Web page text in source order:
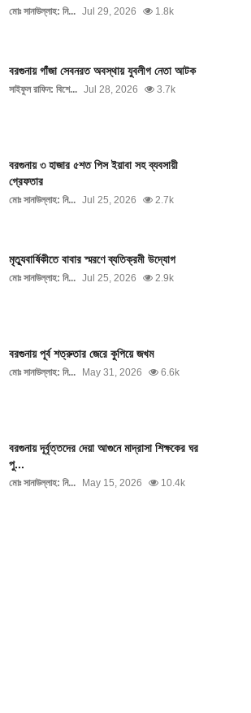
মোঃ সানাউল্লাহ: নি... Jul 29, 2026 1.8k
বরগুনায় গাঁজা সেবনরত অবস্থায় যুবলীগ নেতা আটক
সাইফুল রাফিন: বিশে... Jul 28, 2026 3.7k
বরগুনায় ৩ হাজার ৫শত পিস ইয়াবা সহ ব্যবসায়ী
গ্রেফতার
মোঃ সানাউল্লাহ: নি... Jul 25, 2026 2.7k
মৃত্যুবার্ষিকীতে বাবার স্মরণে ব্যতিক্রমী উদ্যোগ
মোঃ সানাউল্লাহ: নি... Jul 25, 2026 2.9k
বরগুনায় পূর্ব শত্রুতার জেরে কুপিয়ে জখম
মোঃ সানাউল্লাহ: নি... May 31, 2026 6.6k
বরগুনায় দূর্বৃত্তদের দেয়া আগুনে মাদ্রাসা শিক্ষকের ঘর
পু...
মোঃ সানাউল্লাহ: নি... May 15, 2026 10.4k